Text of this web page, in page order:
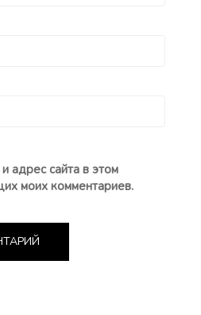
адрес сайта в этом
моих комментариев.